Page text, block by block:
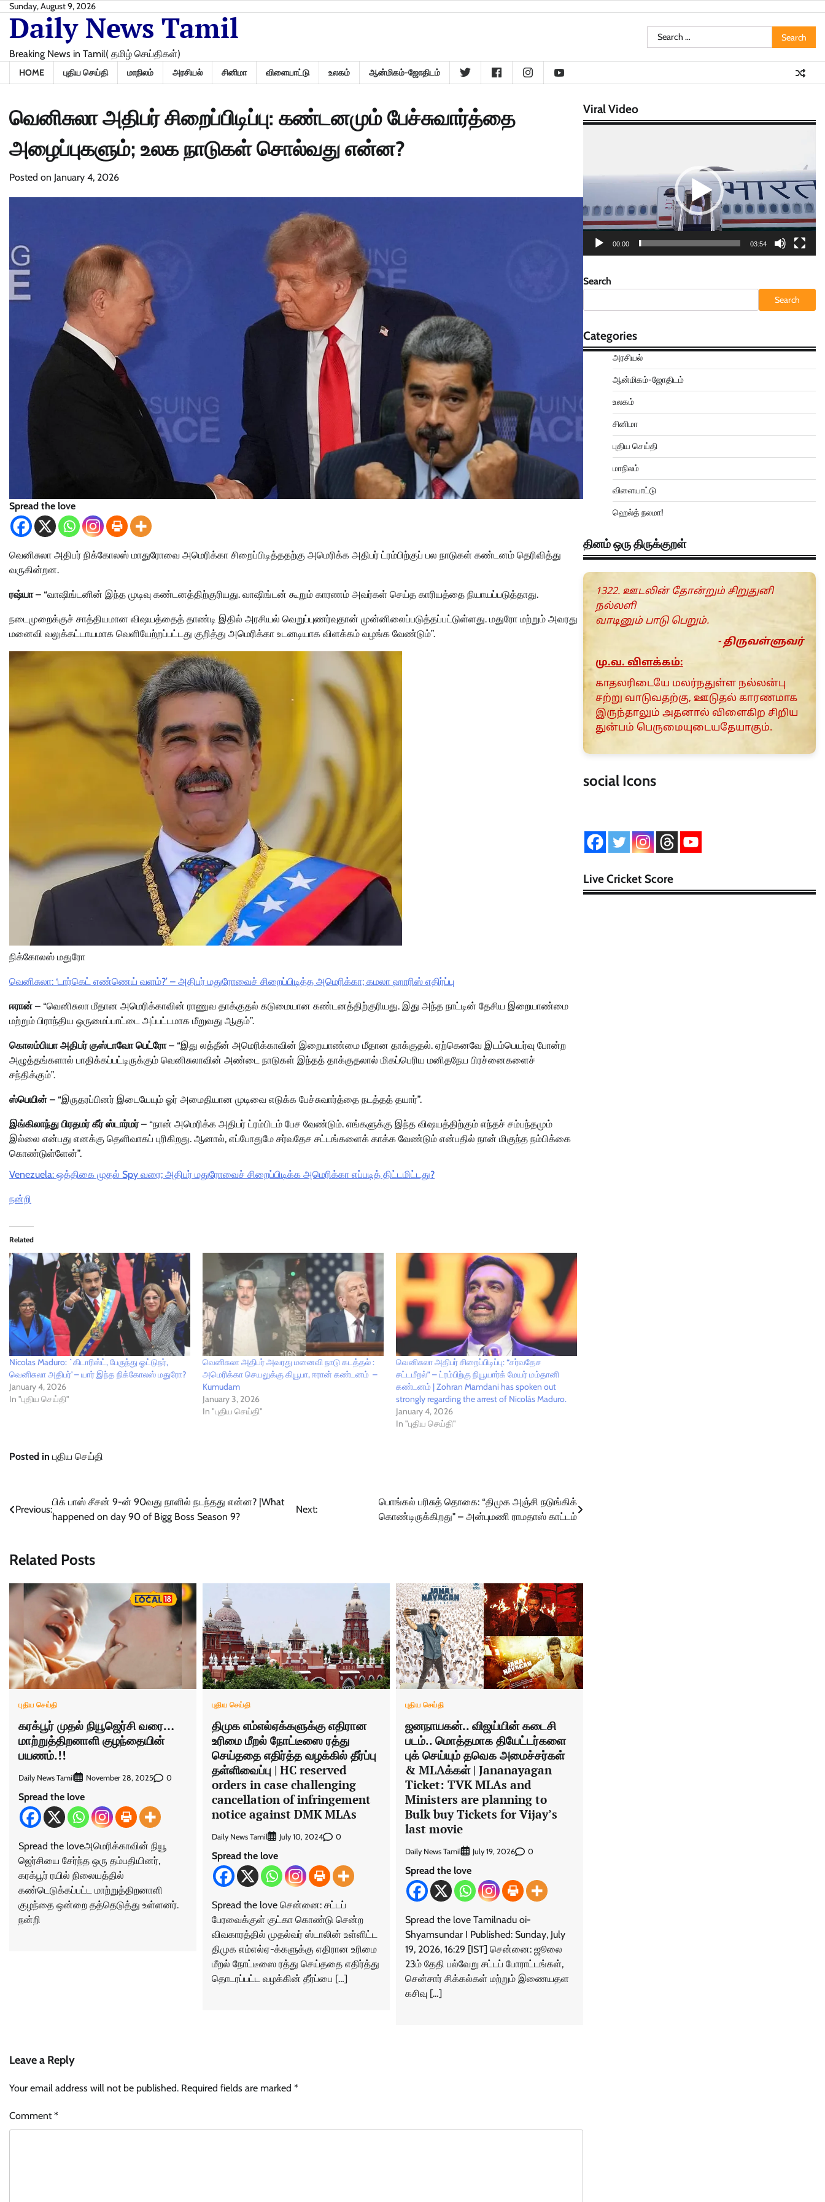
Skip
content
Sunday, August 9, 2026
Daily News Tamil
Breaking News in Tamil( தமிழ் செய்திகள்)
Search
for:
HOME புதிய செய்தி மாநிலம் அரசியல் சினிமா விளையாட்டு உலகம் ஆன்மிகம்-ஜோதிடம்
வெனிசுலா அதிபர் சிறைப்பிடிப்பு: கண்டனமும் பேச்சுவார்த்தை
அழைப்புகளும்; உலக நாடுகள் சொல்வது என்ன?
Posted on January 4, 2026
Spread the love
வெனிசுலா அதிபர் நிக்கோலஸ் மாதுரோவை அமெரிக்கா சிறைப்பிடித்ததற்கு அமெரிக்க அதிபர் ட்ரம்பிற்குப் பல நாடுகள் கண்டனம் தெரிவித்து
வருகின்றன.
ரஷ்யா – “வாஷிங்டனின் இந்த முடிவு கண்டனத்திற்குரியது. வாஷிங்டன் கூறும் காரணம் அவர்கள் செய்த காரியத்தை நியாயப்படுத்தாது.
நடைமுறைக்குச் சாத்தியமான விஷயத்தைத் தாண்டி இதில் அரசியல் வெறுப்புணர்வுதான் முன்னிலைப்படுத்தப்பட்டுள்ளது. மதுரோ மற்றும் அவரது
மனைவி வலுக்கட்டாயமாக வெளியேற்றப்பட்டது குறித்து அமெரிக்கா உடனடியாக விளக்கம் வழங்க வேண்டும்”.
நிக்கோலஸ் மதுரோ
வெனிசுலா: ‘டார்கெட் எண்ணெய் வளம்?’ – அதிபர் மதுரோவைச் சிறைப்பிடித்த அமெரிக்கா; கமலா ஹாரிஸ் எதிர்ப்பு
ஈரான் – “வெனிசுலா மீதான அமெரிக்காவின் ராணுவ தாக்குதல் கடுமையான கண்டனத்திற்குரியது. இது அந்த நாட்டின் தேசிய இறையாண்மை
மற்றும் பிராந்திய ஒருமைப்பாட்டை அப்பட்டமாக மீறுவது ஆகும்”.
கொலம்பியா அதிபர் குஸ்டாவோ பெட்ரோ– “இது லத்தீன் அமெரிக்காவின் இறையாண்மை மீதான தாக்குதல். ஏற்கெனவே இடம்பெயர்வு போன்ற
அழுத்தங்களால் பாதிக்கப்பட்டிருக்கும் வெனிசுலாவின் அண்டை நாடுகள் இந்தத் தாக்குதலால் மிகப்பெரிய மனிதநேய பிரச்னைகளைச்
சந்திக்கும்”.
ஸ்பெயின் – “இருதரப்பினர் இடையேயும் ஓர் அமைதியான முடிவை எடுக்க பேச்சுவார்த்தை நடத்தத் தயார்”.
இங்கிலாந்து பிரதமர் கீர் ஸ்டார்மர் – “நான் அமெரிக்க அதிபர் ட்ரம்பிடம் பேச வேண்டும். எங்களுக்கு இந்த விஷயத்திற்கும் எந்தச் சம்பந்தமும்
இல்லை என்பது எனக்கு தெளிவாகப் புரிகிறது. ஆனால், எப்போதுமே சர்வதேச சட்டங்களைக் காக்க வேண்டும் என்பதில் நான் மிகுந்த நம்பிக்கை
கொண்டுள்ளேன்”.
Venezuela: ஒத்திகை முதல் Spy வரை; அதிபர் மதுரோவைச் சிறைப்பிடிக்க அமெரிக்கா எப்படித் திட்டமிட்டது?
நன்றி
Related
Nicolas Maduro: `கிடாரிஸ்ட், பேருந்து ஓட்டுநர்,
வெனிசுலா அதிபர்' – யார் இந்த நிக்கோலஸ் மதுரோ?
January 4, 2026
In "புதிய செய்தி"
வெனிசுலா அதிபர் அவரது மனைவி நாடு கடத்தல் :
அமெரிக்கா செயலுக்கு கியூபா, ஈரான் கண்டனம் –
Kumudam
January 3, 2026
In "புதிய செய்தி"
வெனிசுலா அதிபர் சிறைப்பிடிப்பு: “சர்வதேச
சட்டமீறல்” – ட்ரம்பிற்கு நியூயார்க் மேயர் மம்தானி
கண்டனம் | Zohran Mamdani has spoken out
strongly regarding the arrest of Nicolás Maduro.
January 4, 2026
In "புதிய செய்தி"
Posted in புதிய செய்தி
Post
navigation
Previous:
பிக் பாஸ் சீசன் 9-ன் 90வது நாளில் நடந்தது என்ன? |What
happened on day 90 of Bigg Boss Season 9?
Next:
பொங்கல் பரிசுத் தொகை: “திமுக அஞ்சி நடுங்கிக்
கொண்டிருக்கிறது" – அன்புமணி ராமதாஸ் காட்டம்
Related Posts
புதிய செய்தி
கரக்பூர் முதல் நியூஜெர்சி வரை…
மாற்றுத்திறனாளி குழந்தையின்
பயணம்.!!
Daily News Tamil November 28, 2025 0
Spread the love
Spread the loveஅமெரிக்காவின் நியூ
ஜெர்சியை சேர்ந்த ஒரு தம்பதியினர்,
கரக்பூர் ரயில் நிலையத்தில்
கண்டெடுக்கப்பட்ட மாற்றுத்திறனாளி
குழந்தை ஒன்றை தத்தெடுத்து உள்ளனர்.
நன்றி
புதிய செய்தி
திமுக எம்எல்ஏக்களுக்கு எதிரான
உரிமை மீறல் நோட்டீஸை ரத்து
செய்ததை எதிர்த்த வழக்கில் தீர்ப்பு
தள்ளிவைப்பு | HC reserved
orders in case challenging
cancellation of infringement
notice against DMK MLAs
Daily News Tamil July 10, 2024 0
Spread the love
Spread the love சென்னை: சட்டப்
பேரவைக்குள் குட்கா கொண்டு சென்ற
விவகாரத்தில் முதல்வர் ஸ்டாலின் உள்ளிட்ட
திமுக எம்எல்ஏ-க்களுக்கு எதிரான உரிமை
மீறல் நோட்டீஸை ரத்து செய்ததை எதிர்த்து
தொடரப்பட்ட வழக்கின் தீர்ப்பை […]
புதிய செய்தி
ஜனநாயகன்.. விஜய்யின் கடைசி
படம்.. மொத்தமாக தியேட்டர்களை
புக் செய்யும் தவெக அமைச்சர்கள்
& MLAக்கள் | Jananayagan
Ticket: TVK MLAs and
Ministers are planning to
Bulk buy Tickets for Vijay’s
last movie
Daily News Tamil July 19, 2026 0
Spread the love
Spread the love Tamilnadu oi-
Shyamsundar I Published: Sunday, July
19, 2026, 16:29 [IST] சென்னை: ஜூலை
23ம் தேதி பல்வேறு சட்டப் போராட்டங்கள்,
சென்சார் சிக்கல்கள் மற்றும் இணையதள
கசிவு […]
Leave a Reply
Your email address will not be published. Required fields are marked *
Comment*
Viral Video
00:00 03:54
Search
Search
Categories
அரசியல்
ஆன்மிகம்-ஜோதிடம்
உலகம்
சினிமா
புதிய செய்தி
மாநிலம்
விளையாட்டு
ஹெல்த் நலமா!
தினம் ஒரு திருக்குறள்
1322. ஊடலின் தோன்றும் சிறுதுனி
நல்லளி
வாடினும் பாடு பெறும்.
- திருவள்ளுவர்
மு.வ. விளக்கம்:
காதலரிடையே மலர்நதுள்ள நல்லன்பு
சற்று வாடுவதற்கு, ஊடுதல் காரணமாக
இருந்தாலும் அதனால் விளைகிற சிறிய
துன்பம் பெருமையுடையதேயாகும்.
social Icons
Live Cricket Score